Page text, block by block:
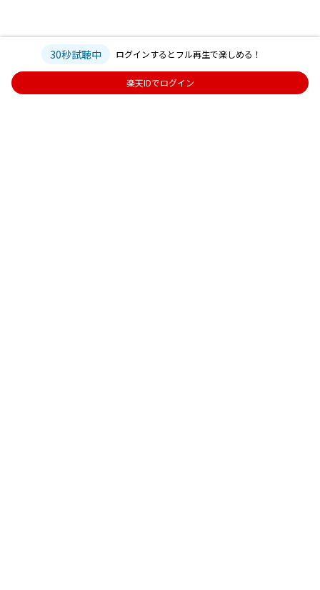
30秒試聴中 ログインするとフル再生で楽しめる！
楽天IDでログイン